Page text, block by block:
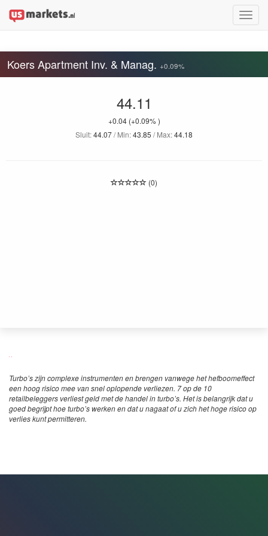
Toggle
Koers Apartment Inv. & Manag. +0.09%
44.11
+0.04 (+0.09% )
Sluit:44.07/ Min:43.85 / Max:44.18
(0)
Turbo’s zijn complexe instrumenten en brengen vanwege het hefboomeffect
een hoog risico mee van snel oplopende verliezen. 7 op de 10
retailbeleggers verliest geld met de handel in turbo’s. Het is belangrijk dat u
goed begrijpt hoe turbo’s werken en dat u nagaat of u zich het hoge risico op
verlies kunt permitteren.